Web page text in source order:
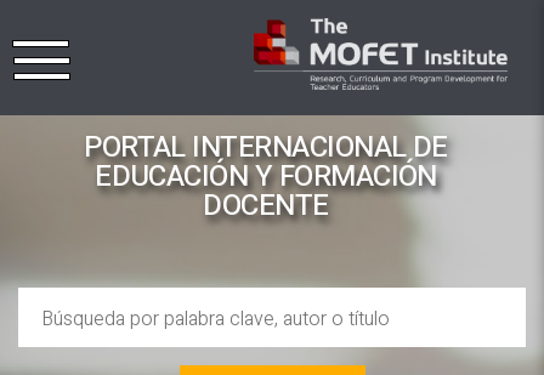
PORTAL INTERNACIONAL DE
EDUCACIÓN Y FORMACIÓN
DOCENTE